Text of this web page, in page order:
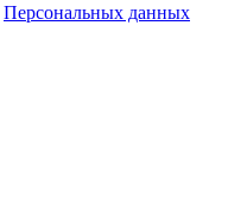
Персональных данных